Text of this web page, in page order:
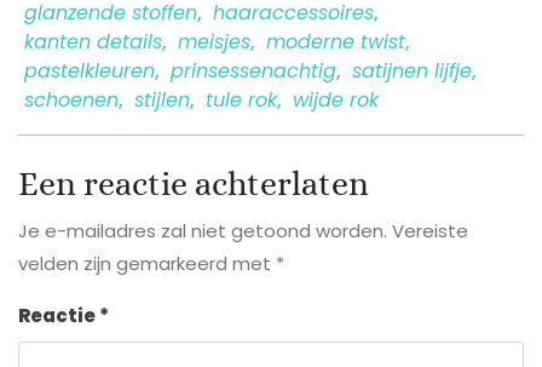
glanzende stoffen, haaraccessoires,
kanten details, meisjes, moderne twist,
pastelkleuren, prinsessenachtig, satijnen lijfje,
schoenen, stijlen, tule rok, wijde rok
Een reactie achterlaten
Je e-mailadres zal niet getoond worden. Vereiste
velden zijn gemarkeerd met *
Reactie*